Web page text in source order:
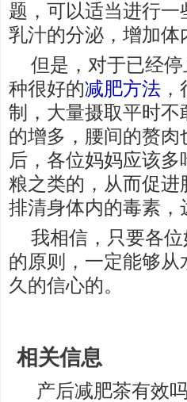
题，可以适当进行
乳汁的分泌，增加体
但是，对于已经
种很好的减肥方法
制，大量摄取平时
的增多，腰间的赘
后，各位妈妈应该
粮之类的，从而促
排清身体内的毒素，
我相信，只要各
的原则，一定能够
久的信心的。
相关信息
产后减肥茶有效